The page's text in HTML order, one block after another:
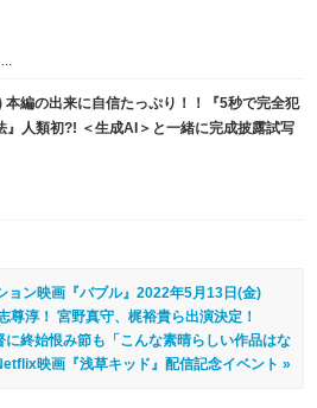
本編の出来に自信たっぷり！！『5秒で完全犯
』人類初?! ＜生成AI＞と一緒に完成披露試写
ョン映画『バブル』2022年5月13日(金)
尊淳！ 宮野真守、梶裕貴ら出演決定！
終始恨み節も「こんな素晴らしい作品はな
映画『浅草キッド』配信記念イベント »